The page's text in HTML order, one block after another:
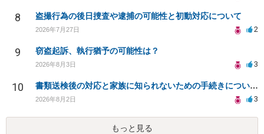
8 盗撮行為の後日捜査や逮捕の可能性と初動対応について
2026年7月27日 2
9 窃盗起訴、執行猶予の可能性は？
2026年8月3日 3
10 書類送検後の対応と家族に知られないための手続きについて相談
2026年8月2日 3
もっと見る